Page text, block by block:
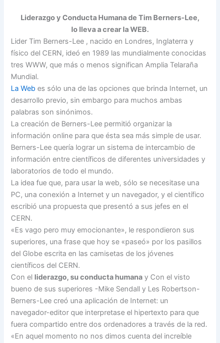
Liderazgo y Conducta Humana de Tim Berners-Lee,
lo lleva a crear la WEB.
Lider Tim Berners-Lee , nacido en Londres, Inglaterra y
físico del CERN, ideó en 1989 las mundialmente conocidas
tres WWW, que más o menos significan Amplia Telaraña
Mundial.
La Web es sólo una de las opciones que brinda Internet, un
desarrollo previo, sin embargo para muchos ambas
palabras son sinónimos.
La creación de Berners-Lee permitió organizar la
información online para que ésta sea más simple de usar.
Berners-Lee quería lograr un sistema de intercambio de
información entre científicos de diferentes universidades y
laboratorios de todo el mundo.
La idea fue que, para usar la web, sólo se necesitase una
PC, una conexión a Internet y un navegador, y el científico
escribió una propuesta que presentó a sus jefes en el
CERN.
«Es vago pero muy emocionante», le respondieron sus
superiores, una frase que hoy se «paseó» por los pasillos
del Globe escrita en las camisetas de los jóvenes
científicos del CERN.
Con el liderazgo, su conducta humana y Con el visto
bueno de sus superiores -Mike Sendall y Les Robertson-
Berners-Lee creó una aplicación de Internet: un
navegador-editor que interpretase el hipertexto para que
fuera compartido entre dos ordenadores a través de la red.
«En aquel momento no nos dimos cuenta del increíble